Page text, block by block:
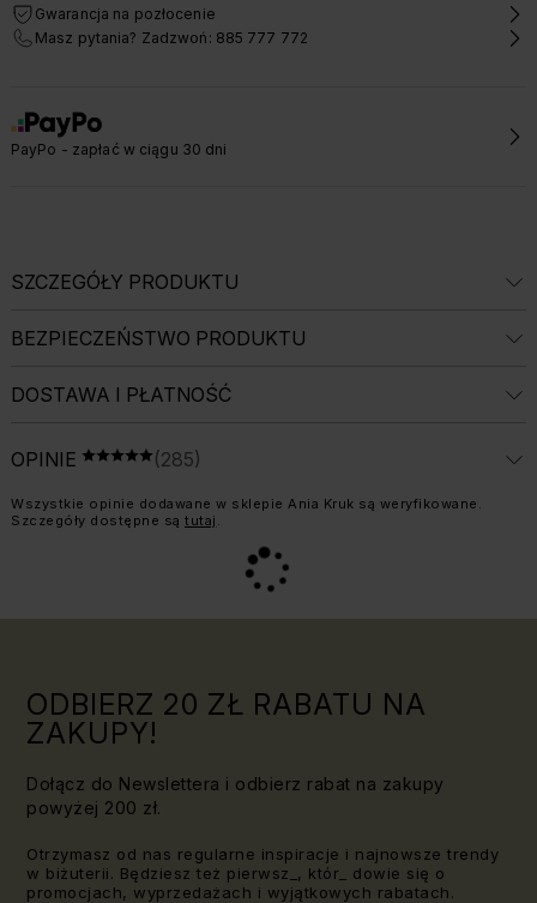
Gwarancja na pozłocenie
Masz pytania? Zadzwoń: 885 777 772
PayPo - zapłać w ciągu 30 dni
SZCZEGÓŁY PRODUKTU
BEZPIECZEŃSTWO PRODUKTU
DOSTAWA I PŁATNOŚĆ
OPINIE OCENA 5 NA 5ŚREDNIA OCENA: 5 Z 5, LICZBA OPINII:
(285)
Informacja o weryfikacji opinii:
Wszystkie opinie dodawane w sklepie Ania Kruk są weryfikowane.
Szczegóły dostępne są tutaj .
ODBIERZ 20 ZŁ RABATU NA
ZAKUPY!
Dołącz do Newslettera i odbierz rabat na zakupy
powyżej 200 zł.
Otrzymasz od nas regularne inspiracje i najnowsze trendy
w biżuterii. Będziesz też pierwsz_, któr_ dowie się o
promocjach, wyprzedażach i wyjątkowych rabatach.